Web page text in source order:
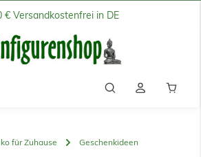
€ Versandkostenfrei in DE
für Zuhause Geschenkideen